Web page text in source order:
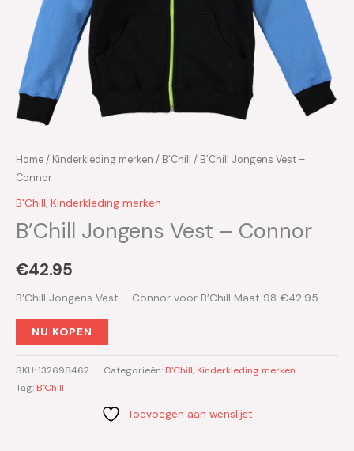
Home/ Kinderkleding merken / B'Chill
/ B’Chill Jongens Vest –
Connor
B'Chill, Kinderkleding merken
B’Chill Jongens Vest – Connor
€42.95
B’Chill Jongens Vest – Connor voor B’Chill Maat 98 €42.95
NU KOPEN
SKU:132698462 Categorieën: B'Chill, Kinderkleding merken
Tag: B'Chill
Toevoegen aan wenslijst